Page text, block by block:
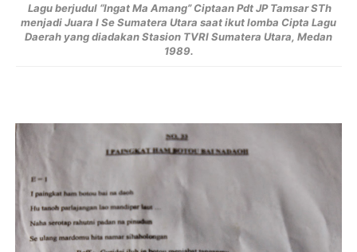
Lagu berjudul “Ingat Ma Amang”Ciptaan Pdt JP Tamsar STh
menjadi Juara I Se Sumatera Utara saat ikut lomba Cipta Lagu
Daerah yang diadakan Stasion TVRI Sumatera Utara, Medan
1989.